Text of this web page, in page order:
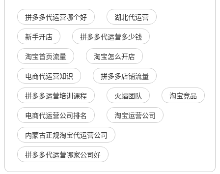
拼多多代运营哪个好
湖北代运营
新手开店
拼多多代运营多少钱
淘宝首页流量
淘宝怎么开店
电商代运营知识
拼多多店铺流量
拼多多运营培训课程
火蝠团队
淘宝竞品
电商代运营公司排名
淘宝运营公司
内蒙古正规淘宝代运营公司
拼多多代运营哪家公司好